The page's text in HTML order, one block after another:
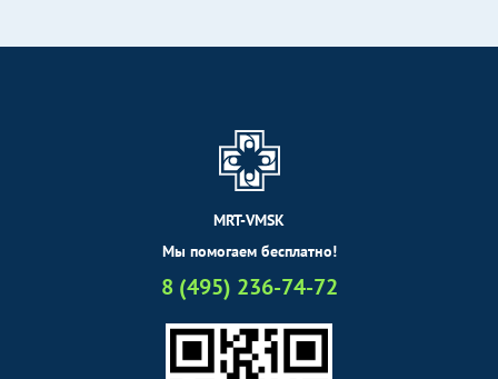
MRT-VMSK
Мы помогаем бесплатно!
8 (495) 236-74-72